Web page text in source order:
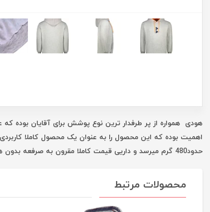
هودی همواره از پر طرفدار ترین نوع پوشش برای آقایان بوده که
اهمیت بوده که این محصول را به عنوان یک محصول کاملا
حدود480 گرم میرسد و داریی قیمت کاملا مقرون به صرفعه بدون هیچ واسطه ای است که همه این موارد شما را در یک خرید خوب یاری میکند.
محصولات مرتبط